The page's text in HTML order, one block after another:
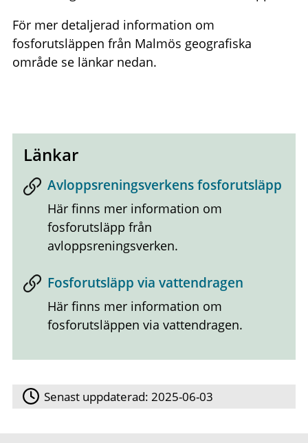
För mer detaljerad information om
fosforutsläppen från Malmös geografiska
område se länkar nedan.
Länkar
Avloppsreningsverkens fosforutsläpp
Här finns mer information om
fosforutsläpp från
avloppsreningsverken.
Fosforutsläpp via vattendragen
Här finns mer information om
fosforutsläppen via vattendragen.
Senast uppdaterad:2025-06-03